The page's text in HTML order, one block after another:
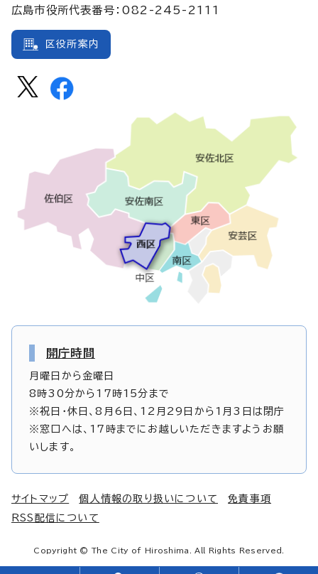
広島市役所代表番号：082-245-2111
区役所案内
開庁時間
月曜日から金曜日
8時30分から17時15分まで
※祝日・休日、8月6日、12月29日から1月3日は閉庁
※窓口へは、17時までにお越しいただきますようお願
いします。
サイトマップ 個人情報の取り扱いについて
免責事項
RSS配信について
Copyright © The City of Hiroshima. All Rights Reserved.